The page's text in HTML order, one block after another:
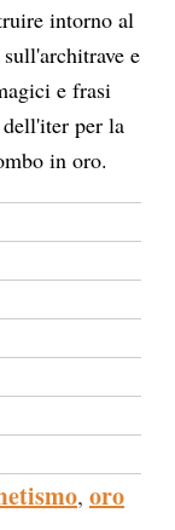
intorno al
e
e frasi
per la
in oro.
, oro